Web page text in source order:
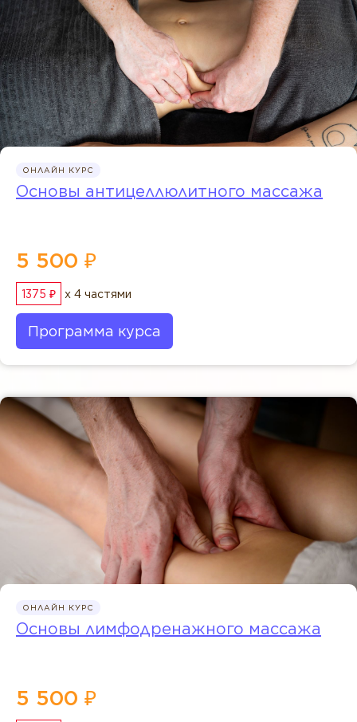
ОНЛАЙН КУРС
Основы антицеллюлитного массажа
5 500 ₽
1375 ₽ x 4 частями
Программа курса
ОНЛАЙН КУРС
Основы лимфодренажного массажа
5 500 ₽